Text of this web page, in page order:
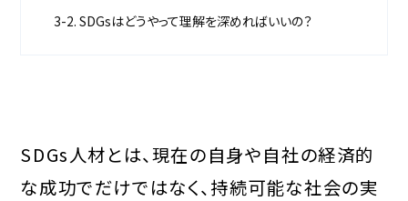
3-2. SDGsはどうやって理解を深めればいいの？
SDGs人材とは、現在の自身や自社の経済的
な成功でだけではなく、持続可能な社会の実